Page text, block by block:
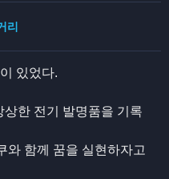
리
있었다.
한 전기 발명품을 기록
와 함께 꿈을 실현하자고